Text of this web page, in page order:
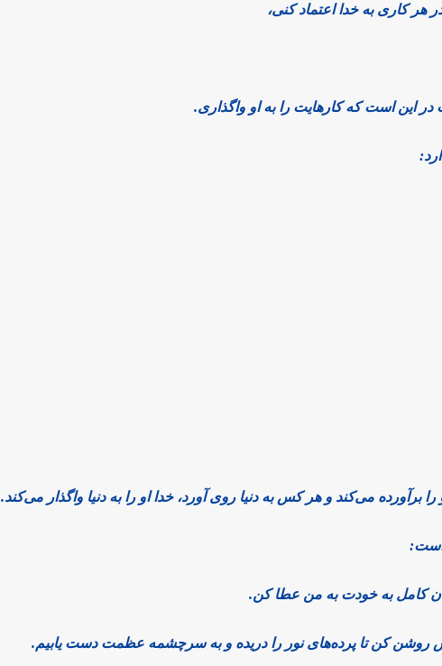
هر کاری به خدا اعتماد کنی،
این است که کارهایت را به او واگذاری.
برآورده می‌کند و هر کس به دنیا روی آورد، خدا او را به دنیا واگذار می‌کند.
است:
کامل به خودت به من عطا کن.
روشن کن تا پرده‌های نور را دریده و به سرچشمه عظمت دست یابیم.